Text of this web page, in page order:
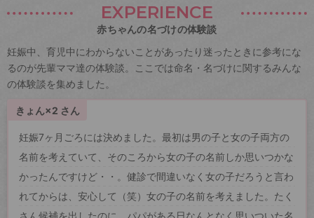
EXPERIENCE
赤ちゃんの名づけの体験談
妊娠中、育児中にわからないことがあったり迷ったときに参考にな
るのが先輩ママ達の体験談。ここでは命名・名づけに関するみんな
の体験談を集めました。
きょん×2 さん
妊娠7ヶ月ごろには決めました。最初は男の子と女の子両方の
名前を考えていて、そのころから女の子の名前しか思いつかな
かったんですけど・・。健診で間違いなく女の子だろうと言わ
れてからは、安心して（笑）女の子の名前を考えました。たく
さん候補を出したのに、パパがある日なんとなく思いついた名